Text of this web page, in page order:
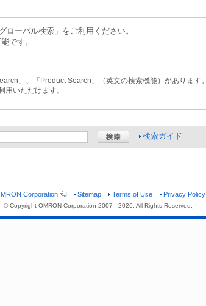
ーバル検索」をご利用ください。
です。
」、「Product Search」（英文の検索機能）があります。
用いただけます。
検索ガイド
Corporation Sitemap Terms of Use Privacy Policy
© Copyright OMRON Corporation 2007 - 2026. All Rights Reserved.